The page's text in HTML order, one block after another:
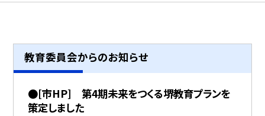
教育委員会からのお知らせ
●[市HP] 第4期未来をつくる堺教育プランを
策定しました